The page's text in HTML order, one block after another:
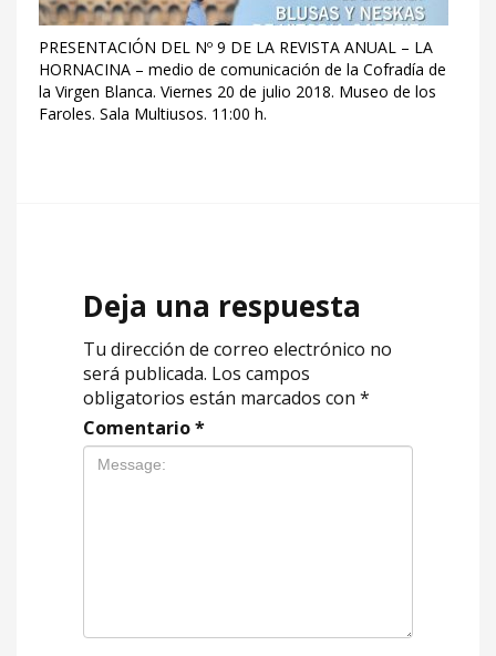
PRESENTACIÓN DEL Nº 9 DE LA REVISTA ANUAL – LA
HORNACINA – medio de comunicación de la Cofradía de
la Virgen Blanca. Viernes 20 de julio 2018. Museo de los
Faroles. Sala Multiusos. 11:00 h.
Deja una respuesta
Tu dirección de correo electrónico no
será publicada. Los campos
obligatorios están marcados con *
Comentario*